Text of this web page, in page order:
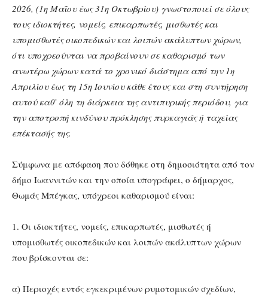
2026, (1η Μαΐου έως 31η Οκτωβρίου) γνωστοποιεί σε όλους
τους ιδιοκτήτες, νομείς, επικαρπωτές, μισθωτές και
υπομισθωτές οικοπεδικών και λοιπών ακάλυπτων χώρων,
ότι υποχρεούνται να προβαίνουν σε καθαρισμό των
ανωτέρω χώρων κατά το χρονικό διάστημα από την 1η
Απριλίου έως τη 15η Ιουνίου κάθε έτους και στη συντήρηση
αυτού καθ’ όλη τη διάρκεια της αντιπυρικής περιόδου, για
την αποτροπή κινδύνου πρόκλησης πυρκαγιάς ή ταχείας
επέκτασής της.
Σύμφωνα με απόφαση που δόθηκε στη δημοσιότητα από τον
δήμο Ιωαννιτών και την οποία υπογράφει, ο δήμαρχος,
Θωμάς Μπέγκας, υπόχρεοι καθαρισμού είναι:
1. Οι ιδιοκτήτες, νομείς, επικαρπωτές, μισθωτές ή
υπομισθωτές οικοπεδικών και λοιπών ακάλυπτων χώρων
που βρίσκονται σε:
α) Περιοχές εντός εγκεκριμένων ρυμοτομικών σχεδίων,